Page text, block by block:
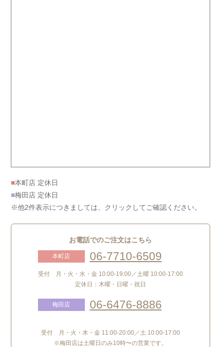
■本町店 定休日
■梅田店 定休日
※他2件表示につきましては、クリックしてご確認ください。
お電話でのご注文はこちら
本町店 06-7710-6509
受付 月・火・水・金 10:00-19:00／土曜 10:00-17:00
定休日：木曜・日曜・祝日
梅田店 06-6476-8886
受付 月・火・木・金 11:00-20:00／土 10:00-17:00
※梅田店は土曜日のみ10時〜の営業です。